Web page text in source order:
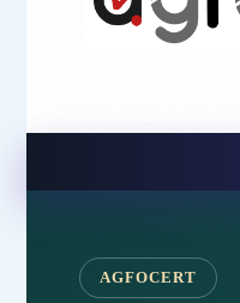
AGFOCERT